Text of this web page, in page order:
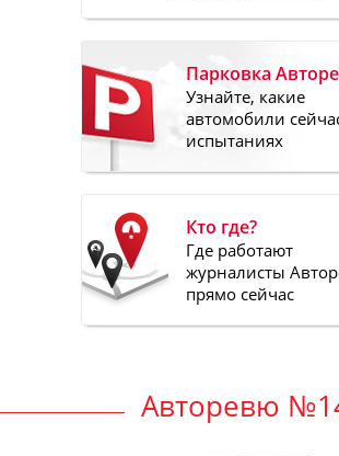
Парковка
Узнайте, какие
автомобили
испытаниях
Кто где?
Где работают
журналисты
прямо сейчас
Авторевю